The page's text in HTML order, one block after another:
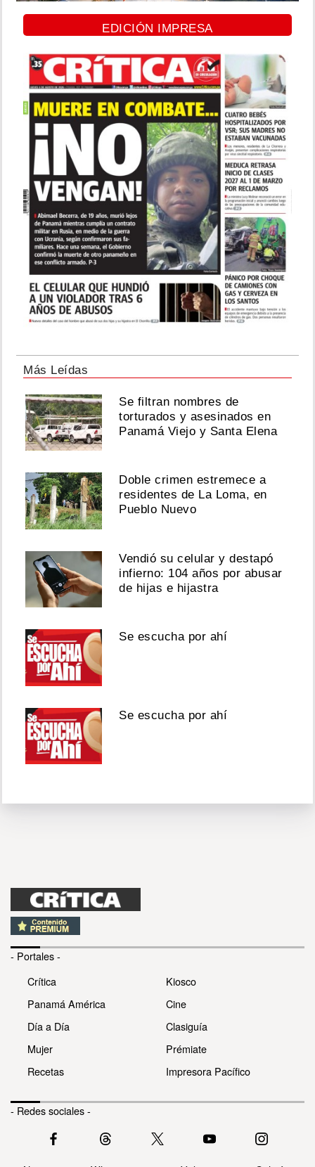
EDICIÓN IMPRESA
Más Leídas
Se filtran nombres de
torturados y asesinados en
Panamá Viejo y Santa Elena
Doble crimen estremece a
residentes de La Loma, en
Pueblo Nuevo
Vendió su celular y destapó
infierno: 104 años por abusar
de hijas e hijastra
Se escucha por ahí
Se escucha por ahí
- Portales -
Crítica
Panamá América
Día a Día
Mujer
Recetas
Kiosco
Cine
Clasiguía
Prémiate
Impresora Pacífico
- Redes sociales -